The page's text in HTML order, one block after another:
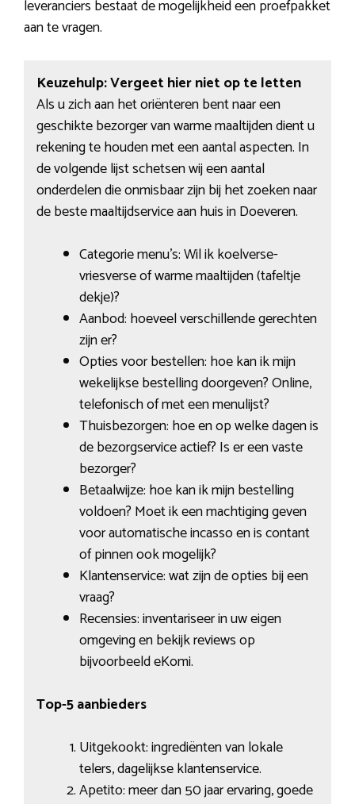
leveranciers bestaat de mogelijkheid een proefpakket
aan te vragen.
Keuzehulp: Vergeet hier niet op te letten
Als u zich aan het oriënteren bent naar een
geschikte bezorger van warme maaltijden dient u
rekening te houden met een aantal aspecten. In
de volgende lijst schetsen wij een aantal
onderdelen die onmisbaar zijn bij het zoeken naar
de beste maaltijdservice aan huis in Doeveren.
Categorie menu’s: Wil ik koelverse-
vriesverse of warme maaltijden (tafeltje
dekje)?
Aanbod: hoeveel verschillende gerechten
zijn er?
Opties voor bestellen: hoe kan ik mijn
wekelijkse bestelling doorgeven? Online,
telefonisch of met een menulijst?
Thuisbezorgen: hoe en op welke dagen is
de bezorgservice actief? Is er een vaste
bezorger?
Betaalwijze: hoe kan ik mijn bestelling
voldoen? Moet ik een machtiging geven
voor automatische incasso en is contant
of pinnen ook mogelijk?
Klantenservice: wat zijn de opties bij een
vraag?
Recensies: inventariseer in uw eigen
omgeving en bekijk reviews op
bijvoorbeeld eKomi.
Top-5 aanbieders
Uitgekookt: ingrediënten van lokale
telers, dagelijkse klantenservice.
Apetito: meer dan 50 jaar ervaring, goede